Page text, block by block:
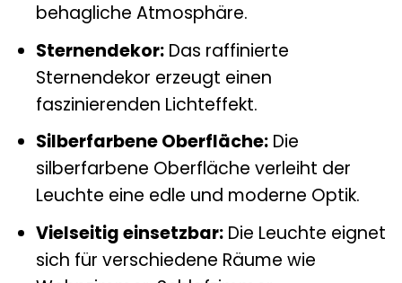
behagliche Atmosphäre.
Sternendekor:Das raffinierte
Sternendekor erzeugt einen
faszinierenden Lichteffekt.
Silberfarbene Oberfläche:Die
silberfarbene Oberfläche verleiht der
Leuchte eine edle und moderne Optik.
Vielseitig einsetzbar:Die Leuchte eignet
sich für verschiedene Räume wie